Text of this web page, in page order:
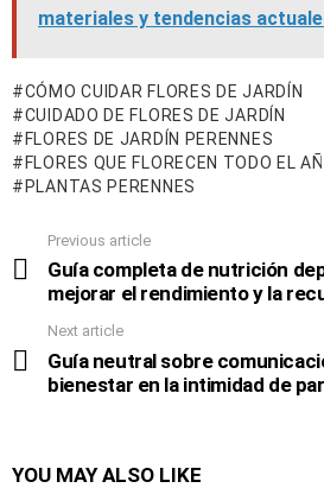
materiales y tendencias
CÓMO CUIDAR FLORES DE JARDÍN
CUIDADO DE FLORES DE JARDÍN
FLORES DE JARDÍN PERENNES
FLORES QUE FLORECEN TODO EL
PLANTAS PERENNES
more
Previous article
Guía completa de nutrición
mejorar el rendimiento y la
Next article
Guía neutral sobre
bienestar en la intimidad de
YOU MAY ALSO LIKE